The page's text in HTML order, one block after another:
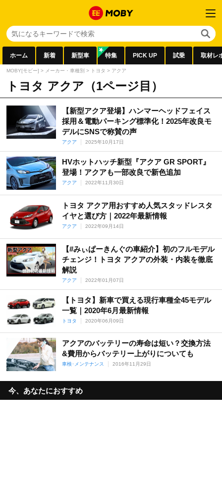
ホーム 新着 新型車 特集 PICK UP 試乗 取材レ
MOBY[モビー] > メーカー・車種別 > トヨタ > アクア
トヨタ アクア（1ページ目）
【新型アクア登場】ハンマーヘッドフェイス
採用＆電動パーキング標準化！2025年改良モ
デルにSNSで称賛の声
アクア 2025年10月17日
HVホットハッチ新型『アクア GR SPORT』
登場！アクアも一部改良で新色追加
アクア 2022年11月30日
トヨタ アクア用おすすめ人気スタッドレスタ
イヤと選び方｜2022年最新情報
アクア 2022年09月14日
【#みぃぱーきんぐの車紹介】初のフルモデル
チェンジ！トヨタ アクアの外装・内装を徹底
解説
アクア 2022年01月07日
【トヨタ】新車で買える現行車種全45モデル
一覧｜2020年6月最新情報
トヨタ 2020年06月09日
アクアのバッテリーの寿命は短い？交換方法
&費用からバッテリー上がりについても
車検･メンテナンス 2016年11月29日
今、あなたにおすすめ